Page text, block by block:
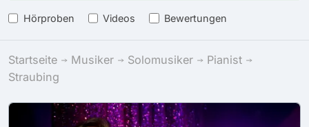
Hörproben Videos Bewertungen
Startseite Musiker Solomusiker
Pianist
Straubing